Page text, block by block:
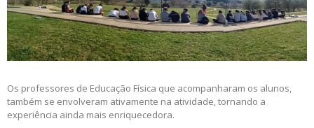
Os professores de Educação Física que acompanharam os alunos,
também se envolveram ativamente na atividade, tornando a
experiência ainda mais enriquecedora.